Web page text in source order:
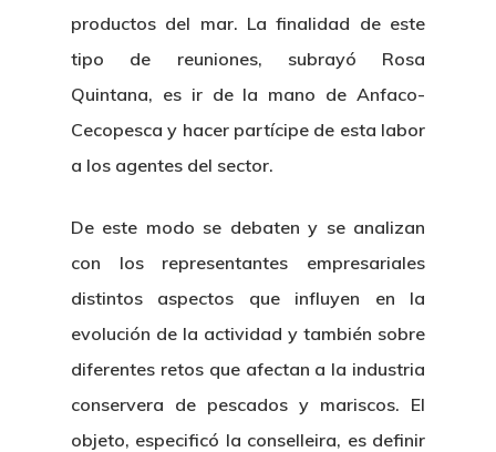
productos del mar. La finalidad de este
tipo de reuniones, subrayó Rosa
Quintana, es ir de la mano de Anfaco-
Cecopesca y hacer partícipe de esta labor
a los agentes del sector.
De este modo se debaten y se analizan
con los representantes empresariales
distintos aspectos que influyen en la
evolución de la actividad y también sobre
diferentes retos que afectan a la industria
conservera de pescados y mariscos. El
objeto, especificó la conselleira, es definir